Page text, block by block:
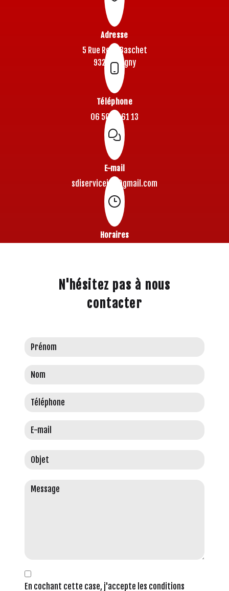
Adresse
5 Rue René Baschet
93220 Gagny
Téléphone
06 50 77 61 13
E-mail
sdiserviceidf@gmail.com
Horaires
N'hésitez pas à nous
contacter
En cochant cette case, j'accepte les conditions